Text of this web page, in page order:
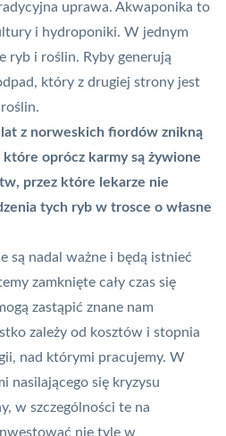
uprawa. Akwaponika to
i hydroponiki. W jednym
ryb i roślin. Ryby generują
który z drugiej strony jest
lat z norweskich fiordów znikną
które oprócz karmy są żywione
przez które lekarze nie
tych ryb w trosce o własne
są nadal ważne i będą istnieć
zamknięte cały czas się
zastąpić znane nam
zależy od kosztów i stopnia
nad którymi pracujemy. W
nasilającego się kryzysu
w szczególności te na
nie tyle w